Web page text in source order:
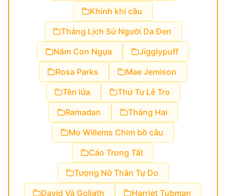
Khinh khí cầu
Tháng Lịch Sử Người Da Đen
Năm Con Ngựa
Jigglypuff
Rosa Parks
Mae Jemison
Tên lửa
Thứ Tư Lễ Tro
Ramadan
Tháng Hai
Mo Willems Chim bồ câu
Cáo Trong Tất
Tượng Nữ Thần Tự Do
David Và Goliath
Harriet Tubman